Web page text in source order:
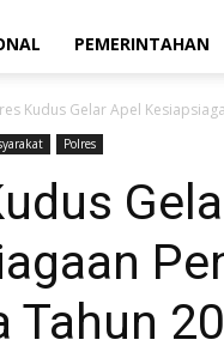
PEMERINTAHAN
Kudus Gelar Apel
Polres
Tahun